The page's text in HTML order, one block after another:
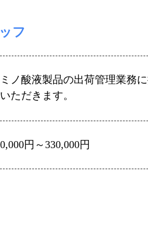
フ
ノ酸液製品の出荷管理業務
ただきます。
円～330,000円